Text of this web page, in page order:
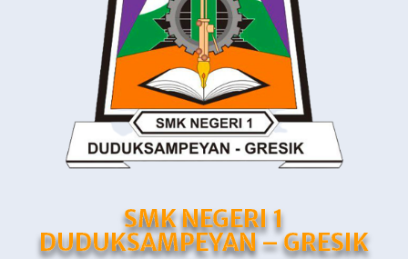
SMK NEGERI 1
DUDUKSAMPEYAN – GRESIK